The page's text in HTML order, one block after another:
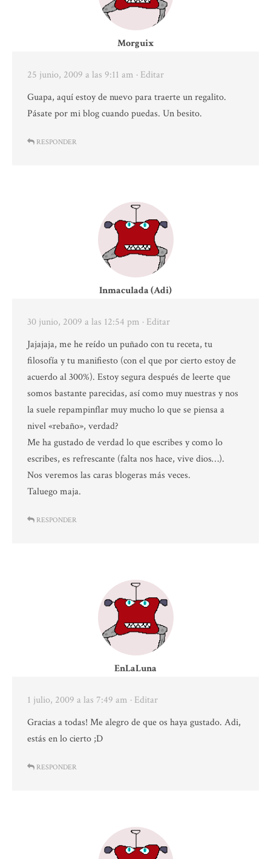
Morguix
25 junio, 2009 a las 9:11 am · Editar
Guapa, aquí estoy de nuevo para traerte un regalito.
Pásate por mi blog cuando puedas. Un besito.
RESPONDER
Inmaculada (Adi)
30 junio, 2009 a las 12:54 pm · Editar
Jajajaja, me he reído un puñado con tu receta, tu
filosofía y tu manifiesto (con el que por cierto estoy de
acuerdo al 300%). Estoy segura después de leerte que
somos bastante parecidas, así como muy nuestras y nos
la suele repampinflar muy mucho lo que se piensa a
nivel «rebaño», verdad?
Me ha gustado de verdad lo que escribes y como lo
escribes, es refrescante (falta nos hace, vive dios…).
Nos veremos las caras blogeras más veces.
Taluego maja.
RESPONDER
EnLaLuna
1 julio, 2009 a las 7:49 am · Editar
Gracias a todas! Me alegro de que os haya gustado. Adi,
estás en lo cierto ;D
RESPONDER